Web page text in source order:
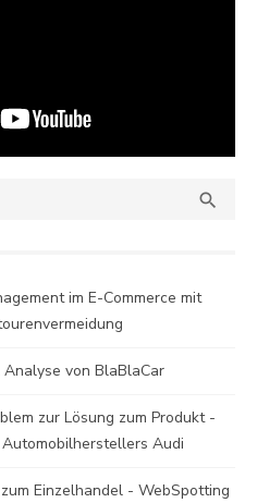

im E-Commerce mit
von BlaBlaCar
zur Lösung zum Produkt -
Audi
Einzelhandel - WebSpotting